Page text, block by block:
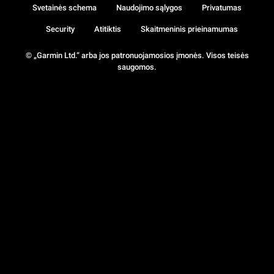
© „Garmin Ltd.“ arba jos patronuojamosios įmonės. Visos teisės
saugomos.
Svetainės schema Naudojimo sąlygos Privatumas
Security Atitiktis Skaitmeninis prieinamumas